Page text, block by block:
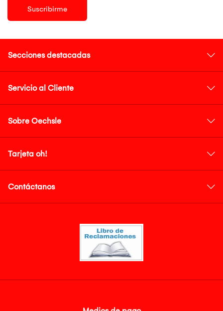
Suscribirme
Secciones destacadas
Servicio al Cliente
Sobre Oechsle
Tarjeta oh!
Contáctanos